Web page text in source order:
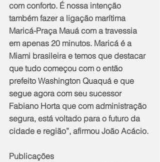
com conforto. É nossa intenção
também fazer a ligação marítima
Maricá-Praça Mauá com a travessia
em apenas 20 minutos. Maricá é a
Miami brasileira e temos que destacar
que tudo começou com o então
prefeito Washington Quaquá e que
segue agora com seu sucessor
Fabiano Horta que com administração
segura, está voltado para o futuro da
cidade e região”, afirmou João Acácio.
Publicações